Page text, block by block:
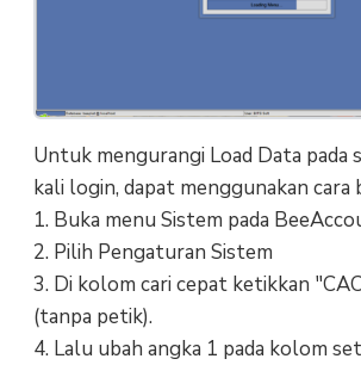
Untuk mengurangi Load Data pada
kali login, dapat menggunakan cara
1. Buka menu Sistem pada
2. Pilih Pengaturan Sistem
3. Di kolom cari cepat ketikkan
(tanpa petik).
4. Lalu ubah angka 1 pada kolom